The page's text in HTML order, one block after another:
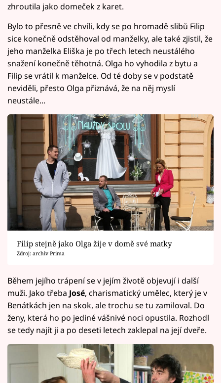
zhroutila jako domeček z karet.
Bylo to přesně ve chvíli, kdy se po hromadě slibů Filip
sice konečně odstěhoval od manželky, ale také zjistil, že
jeho manželka Eliška je po třech letech neustálého
snažení konečně těhotná. Olga ho vyhodila z bytu a
Filip se vrátil k manželce. Od té doby se v podstatě
neviděli, přesto Olga přiznává, že na něj myslí
neustále...
Filip stejně jako Olga žije v domě své matky
Zdroj: archiv Prima
Během jejího trápení se v jejím životě objevují i další
muži. Jako třeba José, charismatický umělec, který je v
Benátkách jen na skok, ale trochu se tu zamiloval. Do
ženy, která ho po jediné vášnivé noci opustila. Rozhodl
se tedy najít ji a po deseti letech zaklepal na její dveře.